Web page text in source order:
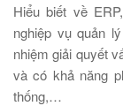
Hiểu biết về
nghiệp vụ quản
nhiệm giải quyết
và có khả năng
thống,…